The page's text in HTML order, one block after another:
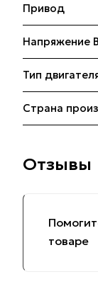
Привод
Напряжение В
Тип
Страна
Отзывы
товаре